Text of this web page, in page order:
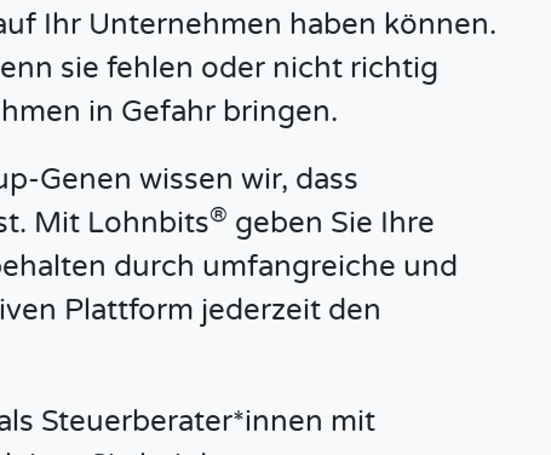
Ihr Unternehmen haben können.
sie fehlen oder nicht richtig
in Gefahr bringen.
Genen wissen wir, dass
Mit Lohnbits® geben Sie Ihre
durch umfangreiche und
Plattform jederzeit den
Steuerberater*innen mit